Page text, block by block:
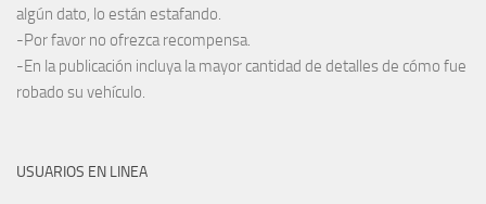
algún dato, lo están estafando.
-Por favor no ofrezca recompensa.
-En la publicación incluya la mayor cantidad de detalles de cómo fue
robado su vehículo.
USUARIOS EN LINEA